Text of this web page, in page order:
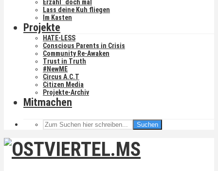
Erzähl´ doch mal
Lass deine Kuh fliegen
Im Kasten
Projekte
HATE-LESS
Conscious Parents in Crisis
Community Re-Awaken
Trust in Truth
#NewME
Circus A.C.T
Citizen Media
Projekte-Archiv
Mitmachen
Suchen